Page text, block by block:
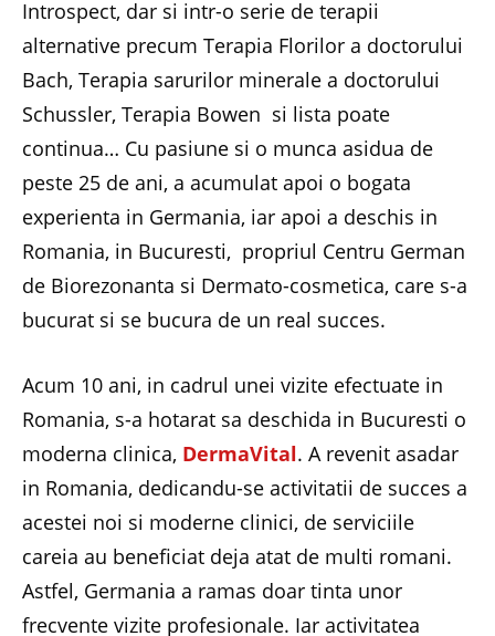
Introspect, dar si intr-o serie de terapii
alternative precum Terapia Florilor a doctorului
Bach, Terapia sarurilor minerale a doctorului
Schussler, Terapia Bowen si lista poate
continua… Cu pasiune si o munca asidua de
peste 25 de ani, a acumulat apoi o bogata
experienta in Germania, iar apoi a deschis in
Romania, in Bucuresti, propriul Centru German
de Biorezonanta si Dermato-cosmetica, care s-a
bucurat si se bucura de un real succes.
Acum 10 ani, in cadrul unei vizite efectuate in
Romania, s-a hotarat sa deschida in Bucuresti o
moderna clinica, DermaVital. A revenit asadar
in Romania, dedicandu-se activitatii de succes a
acestei noi si moderne clinici, de serviciile
careia au beneficiat deja atat de multi romani.
Astfel, Germania a ramas doar tinta unor
frecvente vizite profesionale. Iar activitatea